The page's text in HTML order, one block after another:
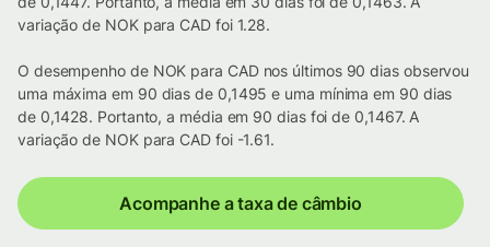
variação de NOK para CAD foi 1.28.
O desempenho de NOK para CAD nos últimos 90 dias observou
uma máxima em 90 dias de 0,1495 e uma mínima em 90 dias
de 0,1428. Portanto, a média em 90 dias foi de 0,1467. A
variação de NOK para CAD foi -1.61.
Acompanhe a taxa de câmbio